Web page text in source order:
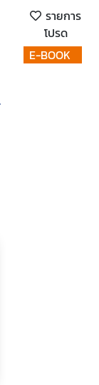
รายการ
โปรด
E-BOOK